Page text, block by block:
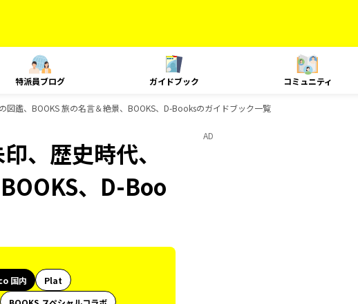
特派員ブログ ガイドブック コミュニティ
鑑、BOOKS 旅の名言＆絶景、BOOKS、D-Booksのガイドブック一覧
、歴史時代、
、D-Boo
国内
Plat
AD